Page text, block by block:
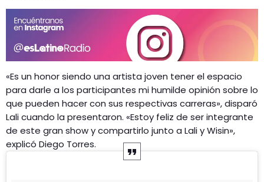
«Es un honor siendo una artista joven tener el espacio
para darle a los participantes mi humilde opinión sobre lo
que pueden hacer con sus respectivas carreras», disparó
Lali cuando la presentaron. «Estoy feliz de ser integrante
de este gran show y compartirlo junto a Lali y Wisin»,
explicó Diego Torres.